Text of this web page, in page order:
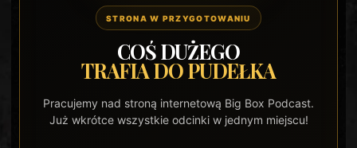
STRONA W PRZYGOTOWANIU
COŚ DUŻEGO
TRAFIA DO PUDEŁKA
Pracujemy nad stroną internetową Big Box Podcast.
Już wkrótce wszystkie odcinki w jednym miejscu!